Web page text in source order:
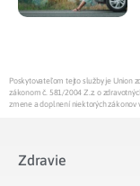
Poskytovateľom tejto služby je Union
zákonom č. 581/2004 Z.z. o
zmene a doplnení niektorých zákonov
Zdravie